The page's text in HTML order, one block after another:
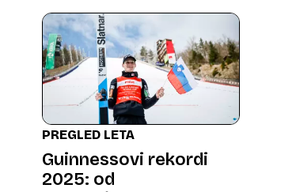
PREGLED LETA
Guinnessovi rekordi
2025: od